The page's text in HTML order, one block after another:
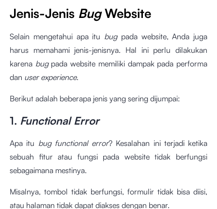
Jenis-Jenis BugWebsite
Selain mengetahui apa itu bug pada website, Anda juga
harus memahami jenis-jenisnya. Hal ini perlu dilakukan
karena bugpada website memiliki dampak pada performa
dan user experience.
Berikut adalah beberapa jenis yang sering dijumpai:
1. Functional Error
Apa itu bug functional error? Kesalahan ini terjadi ketika
sebuah fitur atau fungsi pada website tidak berfungsi
sebagaimana mestinya.
Misalnya, tombol tidak berfungsi, formulir tidak bisa diisi,
atau halaman tidak dapat diakses dengan benar.